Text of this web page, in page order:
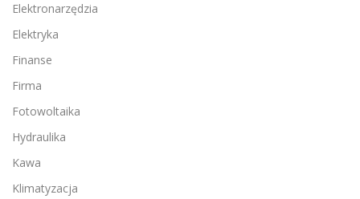
Elektronarzędzia
Elektryka
Finanse
Firma
Fotowoltaika
Hydraulika
Kawa
Klimatyzacja